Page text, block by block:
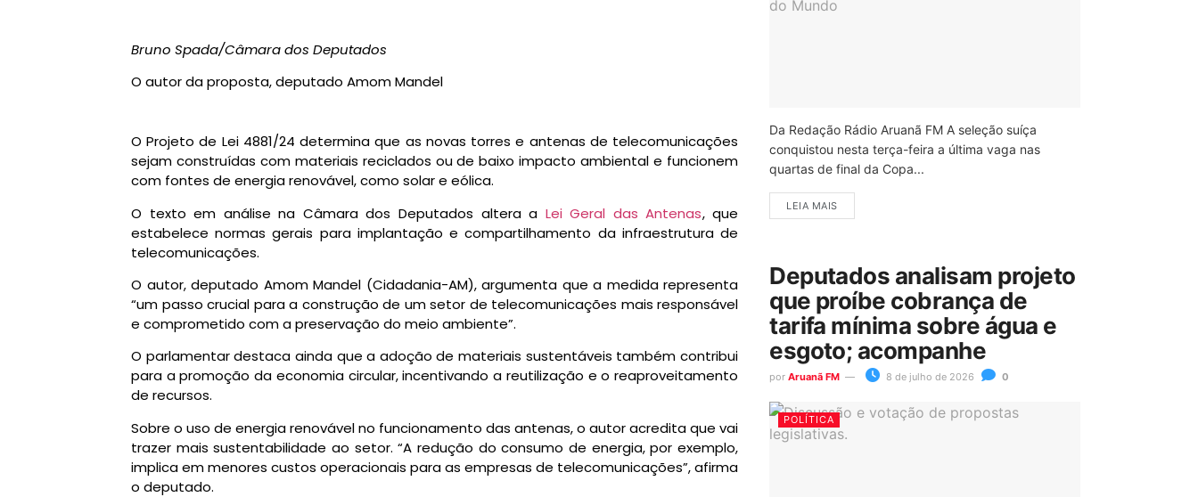
Bruno Spada/Câmara dos Deputados
O autor da proposta, deputado Amom Mandel
O Projeto de Lei 4881/24 determina que as novas torres e antenas de telecomunicações
sejam construídas com materiais reciclados ou de baixo impacto ambiental e funcionem
com fontes de energia renovável, como solar e eólica.
O texto em análise na Câmara dos Deputados altera a Lei Geral das Antenas, que
estabelece normas gerais para implantação e compartilhamento da infraestrutura de
telecomunicações.
O autor, deputado Amom Mandel (Cidadania-AM), argumenta que a medida representa
“um passo crucial para a construção de um setor de telecomunicações mais responsável
e comprometido com a preservação do meio ambiente”.
O parlamentar destaca ainda que a adoção de materiais sustentáveis também contribui
para a promoção da economia circular, incentivando a reutilização e o reaproveitamento
de recursos.
Sobre o uso de energia renovável no funcionamento das antenas, o autor acredita que vai
trazer mais sustentabilidade ao setor. “A redução do consumo de energia, por exemplo,
implica em menores custos operacionais para as empresas de telecomunicações”, afirma
o deputado.
Da Redação Rádio Aruanã FM A seleção suíça
conquistou nesta terça-feira a última vaga nas
quartas de final da Copa...
LEIA MAIS
Deputados analisam projeto
que proíbe cobrança de
tarifa mínima sobre água e
esgoto; acompanhe
por Aruanã FM 8 de julho de 2026 0
POLÍTICA